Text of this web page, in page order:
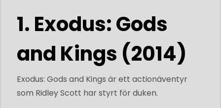
1. Exodus: Gods
and Kings (2014)
Exodus: Gods and Kings är ett actionäventyr
som Ridley Scott har styrt för duken.